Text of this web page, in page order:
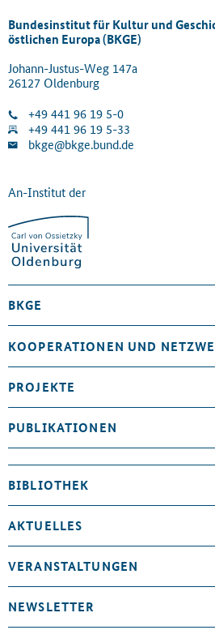
Bundesinstitut für Kultur und
östlichen Europa (BKGE)
Johann-Justus-Weg 147a
26127 Oldenburg
+49 441 96 19 5-0
+49 441 96 19 5-33
bkge@bkge.bund.de
An-Institut der
BKGE
KOOPERATIONEN UND
PROJEKTE
PUBLIKATIONEN
BIBLIOTHEK
AKTUELLES
VERANSTALTUNGEN
NEWSLETTER